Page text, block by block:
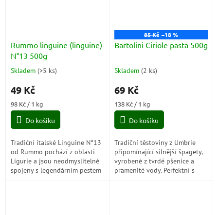
Rummo linguine (linguine)
N°13 500g
Průměrné
produktu
4,5
5
Skladem (>5 ks)
49 Kč
Měrná
cena:
98 Kč / 1 kg
Do košíku
Tradiční italské Linguine N°13
od Rummo pochází z oblasti
Ligurie a jsou neodmyslitelně
spojeny s legendárním pestem
85 Kč –18 %
Bartolini Ciriole pasta 500g
Průměrné
produktu
5,0
5
Skladem (2 ks)
69 Kč
Měrná
cena:
138 Kč / 1 kg
Do košíku
Tradiční těstoviny z Umbrie
připomínající silnější špagety,
vyrobené z tvrdé pšenice a
pramenité vody. Perfektní s